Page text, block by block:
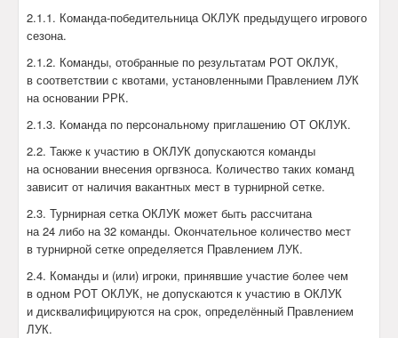
2.1.1. Команда-победительница ОКЛУК предыдущего игрового
сезона.
2.1.2. Команды, отобранные по результатам РОТ ОКЛУК,
в соответствии с квотами, установленными Правлением ЛУК
на основании РРК.
2.1.3. Команда по персональному приглашению ОТ ОКЛУК.
2.2. Также к участию в ОКЛУК допускаются команды
на основании внесения оргвзноса. Количество таких команд
зависит от наличия вакантных мест в турнирной сетке.
2.3. Турнирная сетка ОКЛУК может быть рассчитана
на 24 либо на 32 команды. Окончательное количество мест
в турнирной сетке определяется Правлением ЛУК.
2.4. Команды и (или) игроки, принявшие участие более чем
в одном РОТ ОКЛУК, не допускаются к участию в ОКЛУК
и дисквалифицируются на срок, определённый Правлением
ЛУК.